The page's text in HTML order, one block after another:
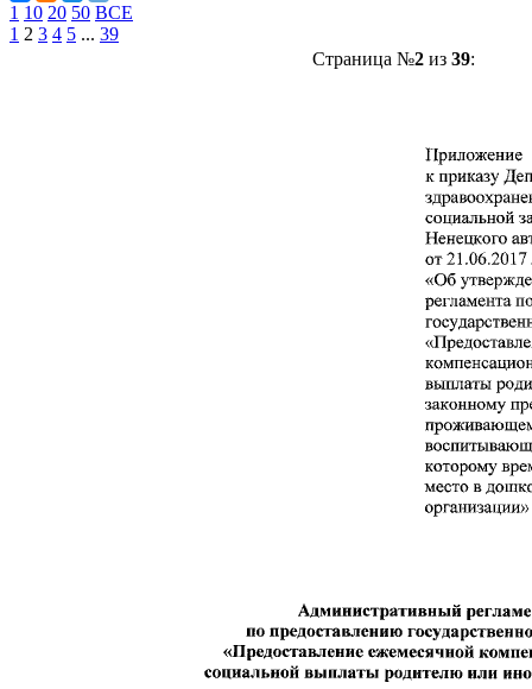
1 10 20 50 ВСЕ
1 2 3 4 5 ... 39
Страница №2из 39: